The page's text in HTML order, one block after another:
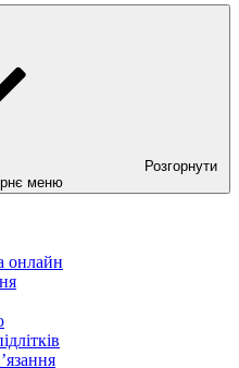
Розгорнути
меню
онлайн